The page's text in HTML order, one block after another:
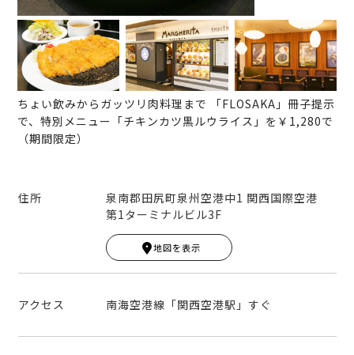
ちょい飲みからガッツリ肉料理まで 「FLOSAKA」冊子提示
で、特別メニュー「チキンカツ黒ルウライス」を￥1,280で
（期間限定）
住所
泉南郡田尻町泉州空港中1 関西国際空港
第1ターミナルビル3F
+
−
Leaflet| © MapTiler © OpenStreetMap contribut
地図を表示
アクセス 南海空港線「関西空港駅」すぐ